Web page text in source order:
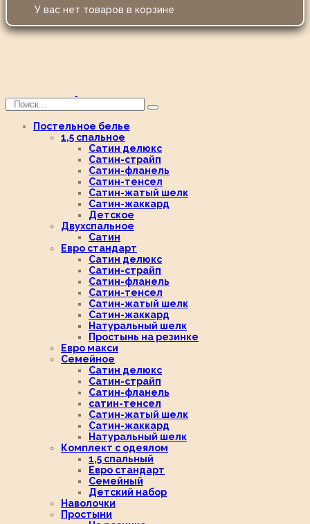
У вас нет товаров в корзине
Постельное белье
1,5 спальное
Сатин делюкс
Сатин-страйп
Сатин-фланель
Сатин-тенсел
Сатин-жатый шелк
Сатин-жаккард
Детское
Двухспальное
Сатин
Евро стандарт
Сатин делюкс
Сатин-страйп
Сатин-фланель
Сатин-тенсел
Сатин-жатый шелк
Сатин-жаккард
Натуральный шелк
Простынь на резинке
Евро макси
Семейное
Сатин делюкс
Сатин-страйп
Сатин-фланель
сатин-тенсел
Сатин-жатый шелк
Сатин-жаккард
Натуральный шелк
Комплект с одеялом
1,5 спальный
Евро стандарт
Семейный
Детский набор
Наволочки
Простыни